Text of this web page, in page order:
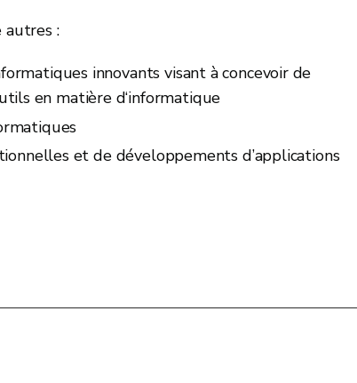
autres :
innovants visant à concevoir de
en matière d‘informatique
et de développements d’applications